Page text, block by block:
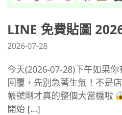
LINE 免費貼圖
2026-07-28
今天(2026-07-28)下午如果
回覆，先別急著生氣！不是
帳號剛才真的整個大當機啦
開始 […]